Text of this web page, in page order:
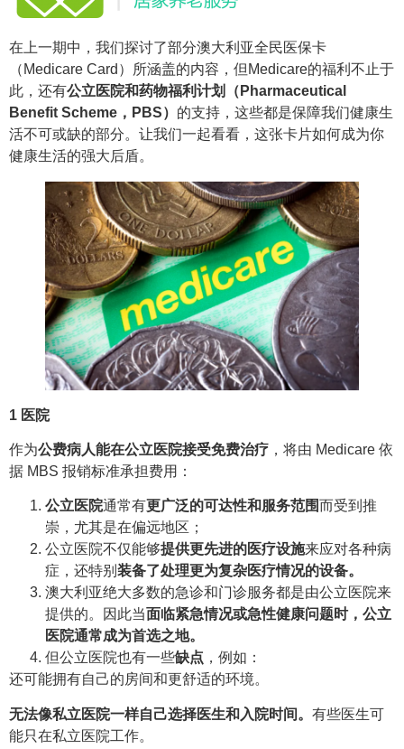
在上一期中，我们探讨了部分澳大利亚全民医保卡
（Medicare Card）所涵盖的内容，但Medicare的福利不止于
此，还有公立医院和药物福利计划（Pharmaceutical
Benefit Scheme，PBS） 的支持，这些都是保障我们健康生
活不可或缺的部分。让我们一起看看，这张卡片如何成为你
健康生活的强大后盾。
1 医院
作为公费病人能在公立医院接受免费治疗 ，将由 Medicare 依
据 MBS 报销标准承担费用：
公立医院通常有更广泛的可达性和服务范围而受到推
崇，尤其是在偏远地区；
公立医院不仅能够提供更先进的医疗设施来应对各种病
症，还特别 装备了处理更为复杂医疗情况的设备。
澳大利亚绝大多数的急诊和门诊服务都是由公立医院来
提供的。因此当面临紧急情况或急性健康问题时，公立
医院通常成为首选之地。
但公立医院也有一些缺点 ，例如：
还可能拥有自己的房间和更舒适的环境。
无法像私立医院一样自己选择医生和入院时间。 有些医生可
能只在私立医院工作。